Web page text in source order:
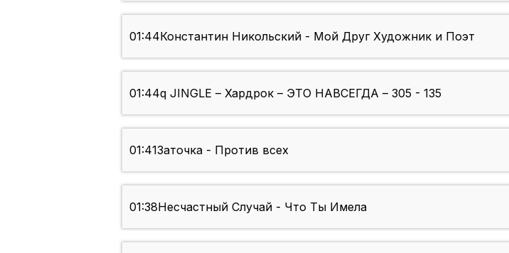
01:44Константин Никольский - Мой Друг Художник и Поэт
01:44q JINGLE – Хардрок – ЭТО НАВСЕГДА – 305 - 135
01:41Заточка - Против всех
01:38Несчастный Случай - Что Ты Имела